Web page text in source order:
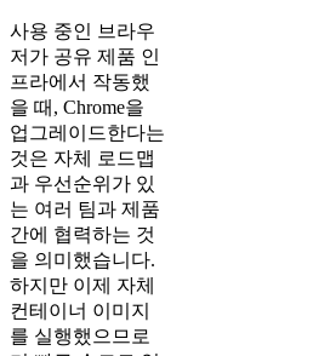
사용 중인 브라우
저가 공유 제품 인
프라에서 작동했
을 때, Chrome을
업그레이드한다는
것은 자체 로드맵
과 우선순위가 있
는 여러 팀과 제품
간에 협력하는 것
을 의미했습니다.
하지만 이제 자체
컨테이너 이미지
를 실행했으므로